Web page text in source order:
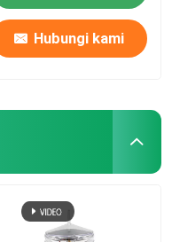
Hubungi kami